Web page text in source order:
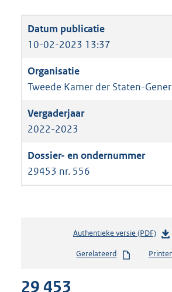
10-02-2023 13:37
Tweede Kamer der Staten-
2022-2023
29453 nr. 556
Authentieke versie (PDF)b
s
Gerelateerd
29 453